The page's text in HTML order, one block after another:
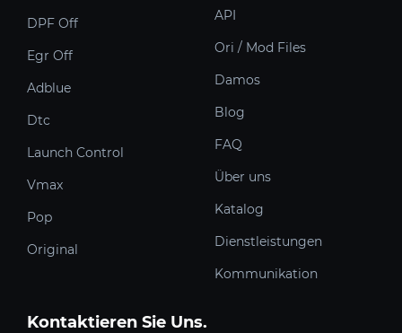
DPF Off
Egr Off
Adblue
Dtc
Launch Control
Vmax
Pop
Original
API
Ori / Mod Files
Damos
Blog
FAQ
Über uns
Katalog
Dienstleistungen
Kommunikation
Kontaktieren Sie Uns.